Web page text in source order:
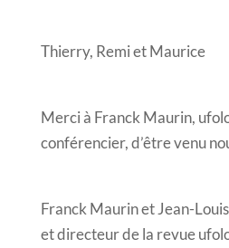
Thierry, Remi et Maurice
Merci à Franck Maurin,
conférencier, d’être venu
Franck Maurin et Jean-
et directeur de la revue